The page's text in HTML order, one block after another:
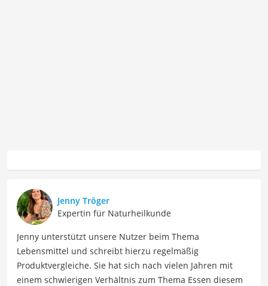
Jenny Tröger
Expertin für Naturheilkunde
Jenny unterstützt unsere Nutzer beim Thema
Lebensmittel und schreibt hierzu regelmäßig
Produktvergleiche. Sie hat sich nach vielen Jahren mit
einem schwierigen Verhältnis zum Thema Essen diesem